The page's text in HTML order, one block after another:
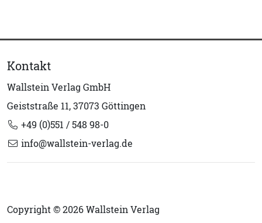
Kontakt
Wallstein Verlag GmbH
Geiststraße 11, 37073 Göttingen
+49 (0)551 / 548 98-0
info@wallstein-verlag.de
Copyright © 2026 Wallstein Verlag